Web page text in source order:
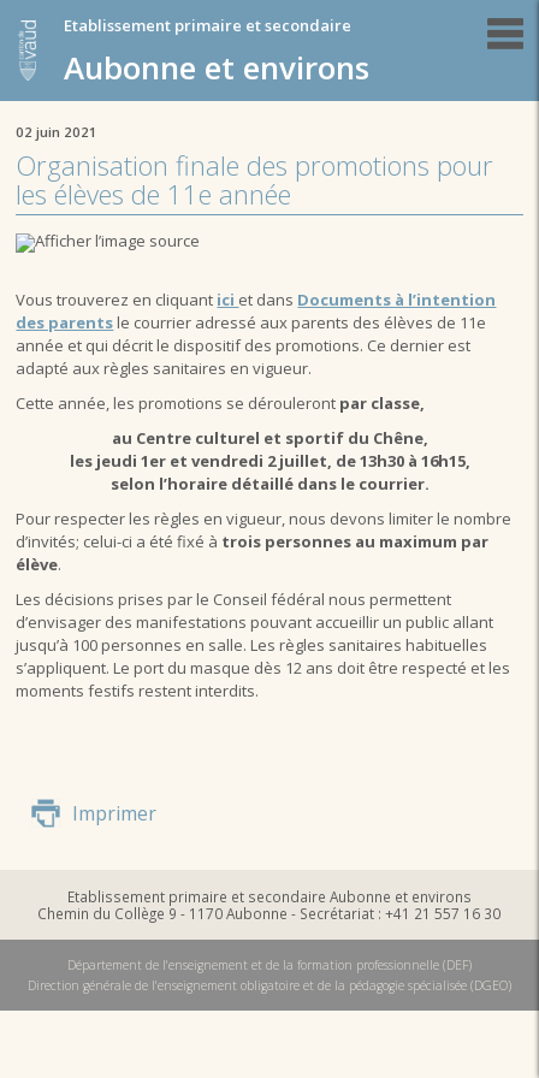
Etablissement primaire et secondaire
Aubonne et environs
02 juin 2021
Organisation finale des promotions pour
les élèves de 11e année
Vous trouverez en cliquant ici et dans Documents à l’intention
des parentsle courrier adressé aux parents des élèves de 11e
année et qui décrit le dispositif des promotions. Ce dernier est
adapté aux règles sanitaires en vigueur.
Cette année, les promotions se dérouleront par classe,
au Centre culturel et sportif du Chêne,
les jeudi 1er et vendredi 2 juillet, de 13h30 à 16h15,
selon l’horaire détaillé dans le courrier.
Pour respecter les règles en vigueur, nous devons limiter le nombre
d’invités; celui-ci a été fixé à trois personnes au maximum par
élève.
Les décisions prises par le Conseil fédéral nous permettent
d’envisager des manifestations pouvant accueillir un public allant
jusqu’à 100 personnes en salle. Les règles sanitaires habituelles
s’appliquent. Le port du masque dès 12 ans doit être respecté et les
moments festifs restent interdits.
Imprimer
Etablissement primaire et secondaire Aubonne et environs
Chemin du Collège 9 - 1170 Aubonne - Secrétariat : +41 21 557 16 30
Département de l'enseignement et de la formation professionnelle (DEF)
Direction générale de l'enseignement obligatoire et de la pédagogie spécialisée (DGEO)